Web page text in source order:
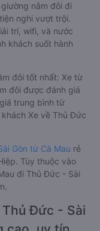
nằm đôi đi
nghi vượt trội.
trí, wifi, và nước
khách suốt hành
đôi tốt nhất: Xe từ
đôi được đánh giá
trung bình từ
Xe về Thủ Đức
Gòn từ Cà Mau rẻ
Tùy thuộc vào
đi Thủ Đức - Sài
Thủ Đức - Sài